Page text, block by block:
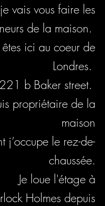
je vais vous faire les
de la maison.
êtes ici au coeur de
Londres.
b Baker street.
propriétaire de la
maison
j’occupe le rez-de-
chaussée.
Je loue l'étage à
Holmes depuis